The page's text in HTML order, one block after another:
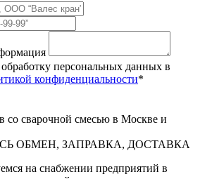
персональных данных в
конфиденциальности*
со сварочной смесью в Москве и
ОБМЕН, ЗАПРАВКА, ДОСТАВКА
на снабжении предприятий в